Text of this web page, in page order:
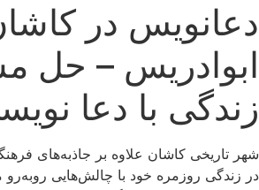
دعانویس در
ابوادریس – حل
زندگی با دعا
شهر تاریخی کاشان علاوه بر جاذبه‌های
در زندگی روزمره خود با چالش‌هایی روبه‌رو